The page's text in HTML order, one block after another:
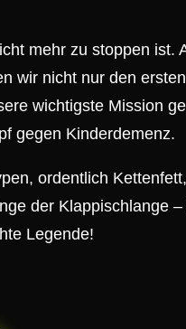
mehr zu stoppen ist.
wir nicht nur den
wichtigste Mission
gegen Kinderdemenz.
ordentlich
der Klappischlange
Legende!